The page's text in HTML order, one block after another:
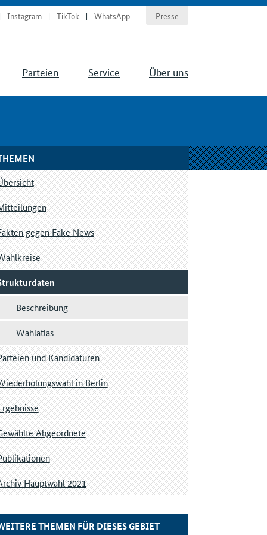
Instagram TikTok WhatsApp Presse
Parteien Service Über uns
gegen Fake News
Beschreibung
Wahlatlas
und Kandidaturen
in Berlin
Abgeordnete
Hauptwahl 2021
THEMEN FÜR DIESES GEBIET